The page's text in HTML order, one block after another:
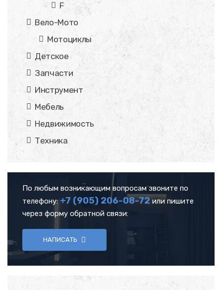
F
Вело-Мото
Мотоциклы
Детское
Запчасти
Инструмент
Мебель
Недвижимость
Техника
По любым возникающим вопросам звоните по
телефону:+7 (905) 206-08-72 или пишите
через форму обратной связи:
НАПИСАТЬ